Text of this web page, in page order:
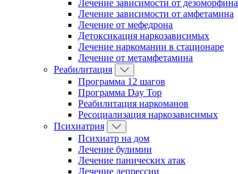
Лечение зависимости от дезоморфина
Лечение зависимости от амфетамина
Лечение от мефедрона
Детоксикация наркозависимых
Лечение наркомании в стационаре
Лечение от метамфетамина
Реабилитация
Программа 12 шагов
Программа Day Top
Реабилитация наркоманов
Ресоциализация наркозависимых
Психиатрия
Психиатр на дом
Лечение булимии
Лечение панических атак
Лечение депрессии